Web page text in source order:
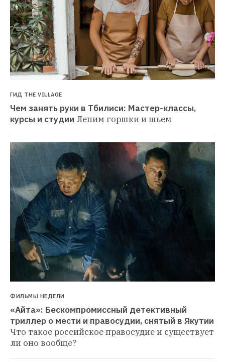
ГИД THE VILLAGE
Чем занять руки в Тбилиси: Мастер-классы,
курсы и студии Лепим горшки и шьем
ФИЛЬМЫ НЕДЕЛИ
«Айта»: Бескомпромиссный детективный
триллер о мести и правосудии, снятый в Якутии
Что такое российское правосудие и существует
ли оно вообще?